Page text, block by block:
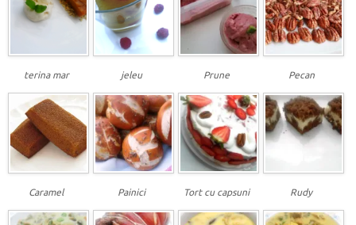
terina mar jeleu Prune Pecan
Caramel Painici Tort cu capsuni Rudy